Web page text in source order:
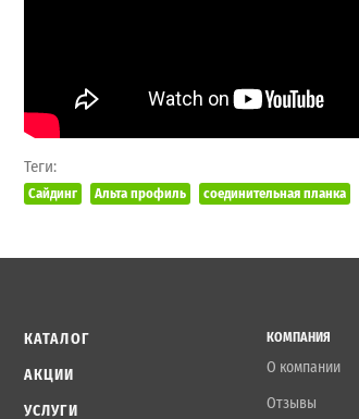
Теги:
Сайдинг Альта профиль соединительная планка
КАТАЛОГ
АКЦИИ
УСЛУГИ
КОМПАНИЯ
О компании
Отзывы